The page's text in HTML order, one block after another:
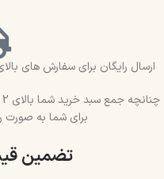
ارسال رایگان برای سفارش های بالای 2 میلیون و 500 هزار تومان(غیر
برای شما به صورت
تضمین